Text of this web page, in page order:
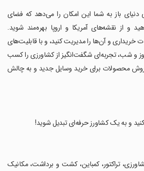
باز به شما این امکان را می‌دهد که فضای
و از نقشه‌های آمریکا و اروپا بهره‌مند شوید.
خریداری و آن‌ها را مدیریت کنید، و با قابلیت‌های
و شب، تجربه‌ای شگفت‌انگیز از کشاورزی را کسب
محصولات برای خرید وسایل جدید و به چالش
تراکتور، کمباین، کشت و برداشت، مکانیک